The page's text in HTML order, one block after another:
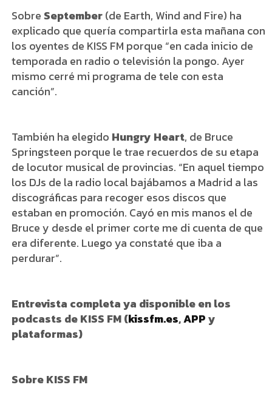
Sobre September(de Earth, Wind and Fire) ha
explicado que quería compartirla esta mañana con
los oyentes de KISS FM porque “en cada inicio de
temporada en radio o televisión la pongo. Ayer
mismo cerré mi programa de tele con esta
canción”.
También ha elegido Hungry Heart, de Bruce
Springsteen porque le trae recuerdos de su etapa
de locutor musical de provincias. “En aquel tiempo
los DJs de la radio local bajábamos a Madrid a las
discográficas para recoger esos discos que
estaban en promoción. Cayó en mis manos el de
Bruce y desde el primer corte me di cuenta de que
era diferente. Luego ya constaté que iba a
perdurar”.
Entrevista completa ya disponible en los
podcasts de KISS FM (kissfm.es,APPy
plataformas)
Sobre KISS FM